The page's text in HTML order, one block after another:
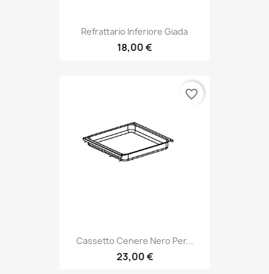
Refrattario Inferiore Giada
18,00 €
Cassetto Cenere Nero Per...
23,00 €
favorite_border